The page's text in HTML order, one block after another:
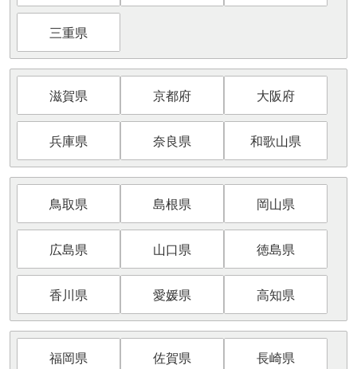
三重県
滋賀県 京都府 大阪府
兵庫県 奈良県 和歌山県
鳥取県 島根県 岡山県
広島県 山口県 徳島県
香川県 愛媛県 高知県
福岡県 佐賀県 長崎県